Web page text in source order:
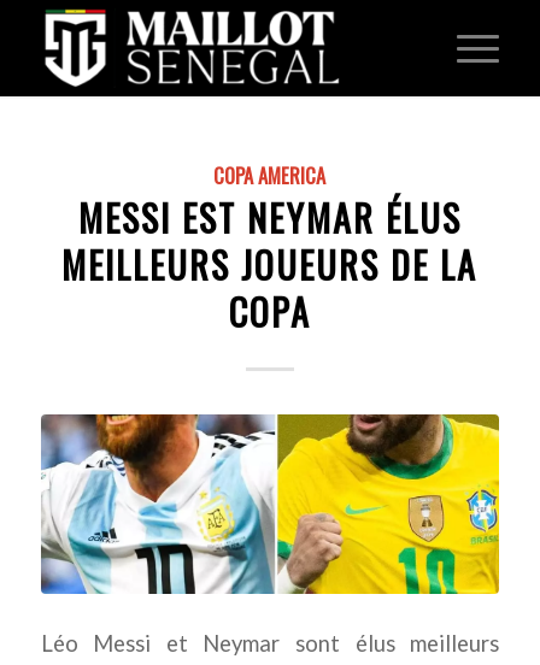
COPA AMERICA
MESSI EST NEYMAR ÉLUS
MEILLEURS JOUEURS DE LA
COPA
Léo Messi et Neymar sont élus meilleurs